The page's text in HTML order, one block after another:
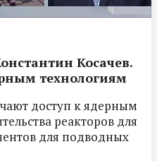
Косачев.
технологиям
доступ к ядерным
реакторов для
для подводных